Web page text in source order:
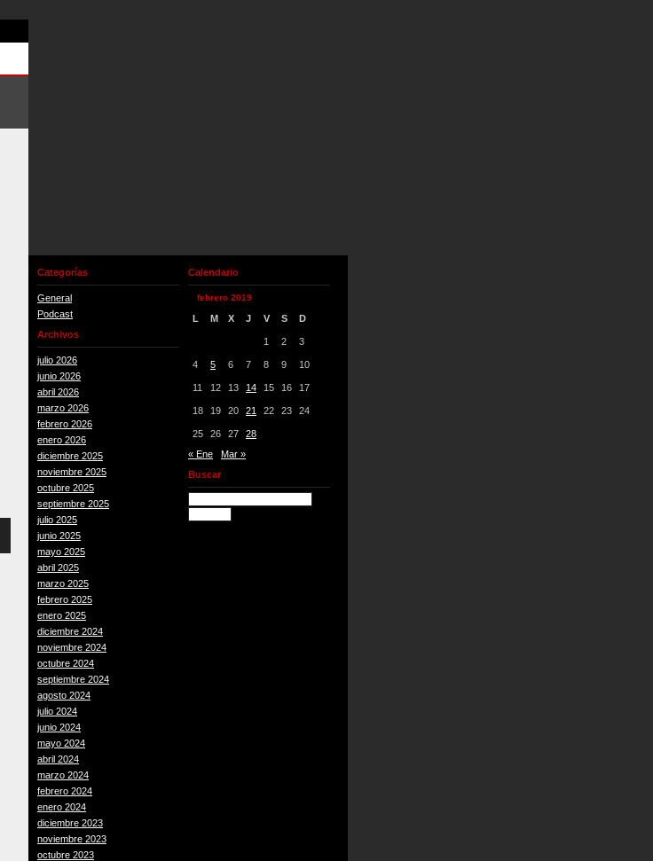
Categorías
General
Podcast
Archivos
julio 2026
junio 2026
abril 2026
marzo 2026
febrero 2026
enero 2026
diciembre 2025
noviembre 2025
octubre 2025
septiembre 2025
julio 2025
junio 2025
mayo 2025
abril 2025
marzo 2025
febrero 2025
enero 2025
diciembre 2024
noviembre 2024
octubre 2024
septiembre 2024
agosto 2024
julio 2024
junio 2024
mayo 2024
abril 2024
marzo 2024
febrero 2024
enero 2024
diciembre 2023
noviembre 2023
octubre 2023
Calendario
febrero 2019
L M X J V S D
1 2 3
4 5 6 7 8 9 10
11 12 13 14 15 16 17
18 19 20 21 22 23 24
25 26 27
28
« Ene
Mar »
Buscar